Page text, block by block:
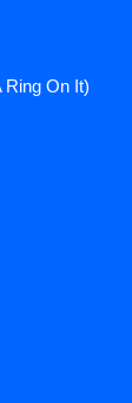
Ring On It)